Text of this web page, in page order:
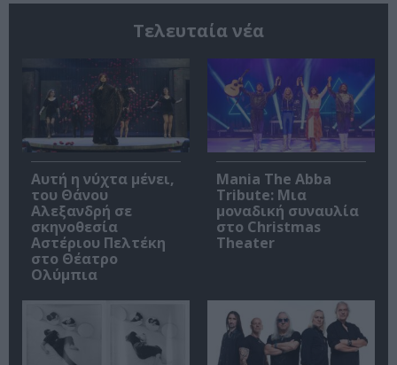
Τελευταία νέα
Αυτή η νύχτα μένει,
του Θάνου
Αλεξανδρή σε
σκηνοθεσία
Αστέριου Πελτέκη
στο Θέατρο
Ολύμπια
Mania The Abba
Tribute: Μια
μοναδική συναυλία
στο Christmas
Theater